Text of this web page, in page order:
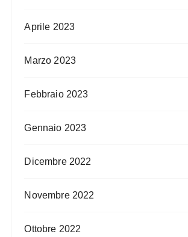
Aprile 2023
Marzo 2023
Febbraio 2023
Gennaio 2023
Dicembre 2022
Novembre 2022
Ottobre 2022